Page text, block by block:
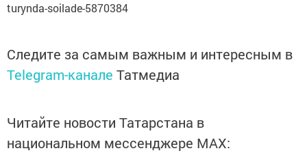
turynda-soilade-5870384
Следите за самым важным и интересным в
Telegram-канале Татмедиа
Читайте новости Татарстана в
национальном мессенджере MАХ: